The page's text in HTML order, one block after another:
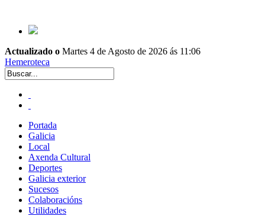
Actualizado o Martes 4 de Agosto de 2026 ás 11:06
Hemeroteca
Portada
Galicia
Local
Axenda Cultural
Deportes
Galicia exterior
Sucesos
Colaboracións
Utilidades